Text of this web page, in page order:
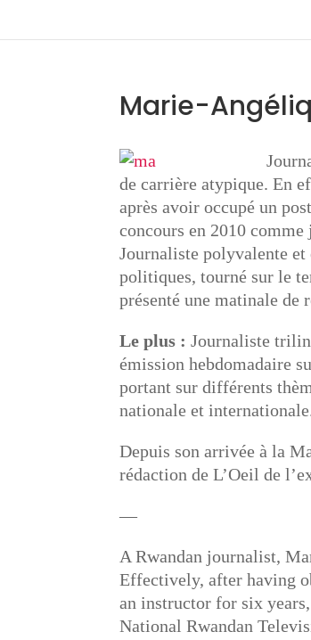
Marie-
de carrière atypique. En
après avoir occupé un
concours en 2010
Journaliste polyvalente et
politiques, tourné sur le
présenté une matinale de
Le plus :Journaliste
émission hebdomadaire
portant sur différents
nationale et
Depuis son arrivée à la
rédaction de L’Oeil de
—
A Rwandan journalist,
Effectively, after having
an instructor for six
National Rwandan